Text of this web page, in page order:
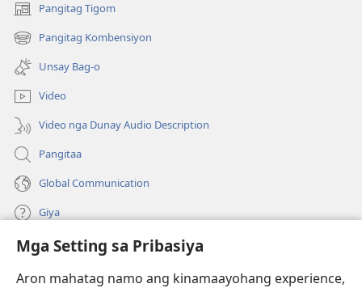
Mga Setting sa Pribasiya
Aron mahatag namo ang kinamaayohang experience,
Pangitag Tigom
(mo-
open
ug
bag-
ong
window)
Pangitag Kombensiyon
(mo-
open
ug
bag-
ong
window)
Unsay Bag-o
Video
Video nga Dunay Audio Description
Pangitaa
Global Communication
Giya
Donasyon
(mo-
open